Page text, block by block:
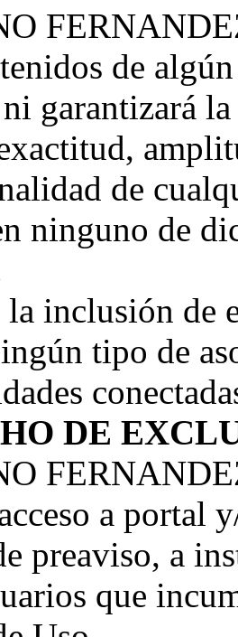
de
garantizará
de
ninguno de
inclusión de
tipo de
DE
a portal
preaviso, a
que